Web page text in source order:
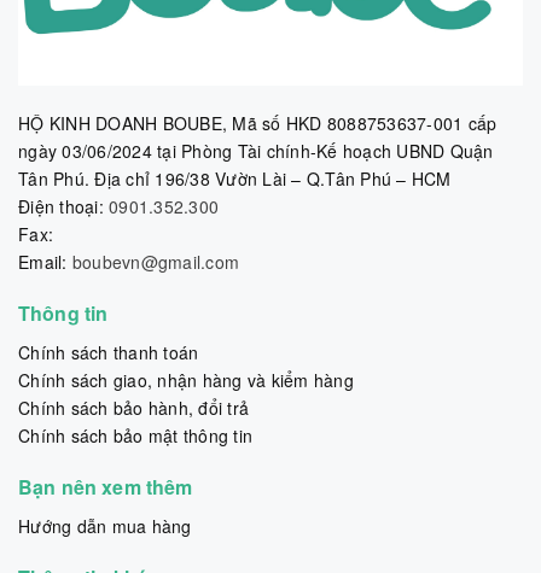
HỘ KINH DOANH BOUBE, Mã số HKD 8088753637-001 cấp
ngày 03/06/2024 tại Phòng Tài chính-Kế hoạch UBND Quận
Tân Phú. Địa chỉ 196/38 Vườn Lài – Q.Tân Phú – HCM
Điện thoại: 0901.352.300
Fax:
Email: boubevn@gmail.com
Thông tin
Chính sách thanh toán
Chính sách giao, nhận hàng và kiểm hàng
Chính sách bảo hành, đổi trả
Chính sách bảo mật thông tin
Bạn nên xem thêm
Hướng dẫn mua hàng